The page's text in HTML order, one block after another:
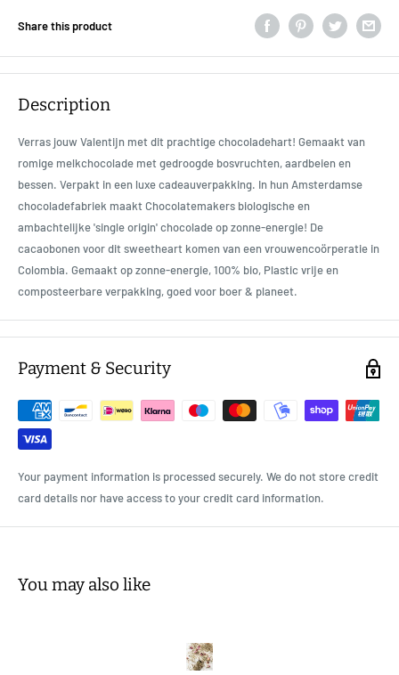
Share this product
Description
Verras jouw Valentijn met dit prachtige chocoladehart! Gemaakt van
romige melkchocolade met gedroogde bosvruchten, aardbeien en
bessen. Verpakt in een luxe cadeauverpakking. In hun Amsterdamse
chocoladefabriek maakt Chocolatemakers biologische en
ambachtelijke 'single origin' chocolade op zonne-energie! De
cacaobonen voor dit sweetheart komen van een vrouwencoörperatie in
Colombia. Gemaakt op zonne-energie, 100% bio, Plastic vrije en
composteerbare verpakking, goed voor boer & planeet.
Payment & Security
Your payment information is processed securely. We do not store credit
card details nor have access to your credit card information.
You may also like